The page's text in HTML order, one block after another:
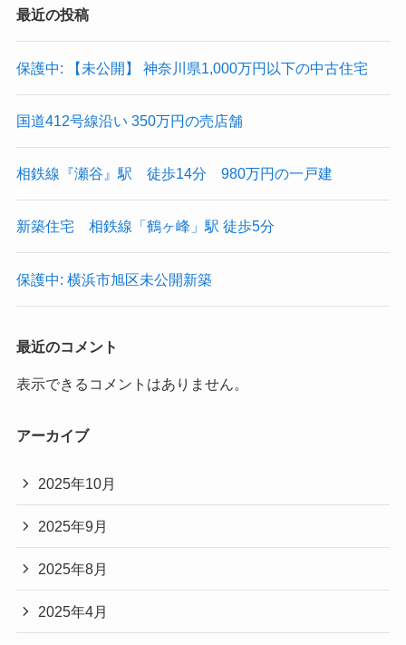
最近の投稿
保護中: 【未公開】 神奈川県1,000万円以下の中古住宅
国道412号線沿い 350万円の売店舗
相鉄線『瀬谷』駅 徒歩14分 980万円の一戸建
新築住宅 相鉄線「鶴ヶ峰」駅 徒歩5分
保護中: 横浜市旭区未公開新築
最近のコメント
表示できるコメントはありません。
アーカイブ
2025年10月
2025年9月
2025年8月
2025年4月